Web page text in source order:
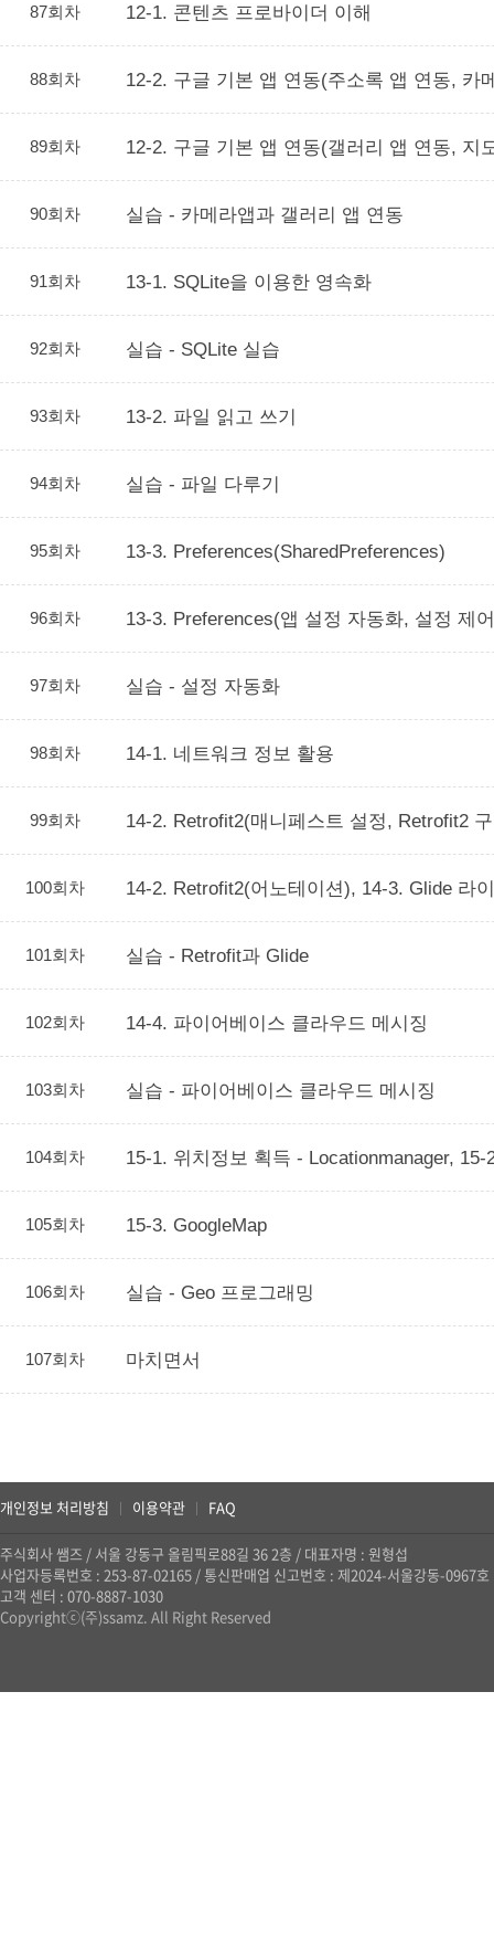
87회차 12-1. 콘텐츠 프로바이더 이해
88회차 12-2. 구글 기본 앱 연동(주소록 앱 연동, 카
89회차 12-2. 구글 기본 앱 연동(갤러리 앱 연동, 지
90회차 실습 - 카메라앱과 갤러리 앱 연동
91회차 13-1. SQLite을 이용한 영속화
92회차 실습 - SQLite 실습
93회차 13-2. 파일 읽고 쓰기
94회차 실습 - 파일 다루기
95회차 13-3. Preferences(SharedPreferences)
96회차 13-3. Preferences(앱 설정 자동화, 설정 제
97회차 실습 - 설정 자동화
98회차 14-1. 네트워크 정보 활용
99회차 14-2. Retrofit2(매니페스트 설정, Retrofit2
100회차 14-2. Retrofit2(어노테이션), 14-3. Glide 라
101회차 실습 - Retrofit과 Glide
102회차 14-4. 파이어베이스 클라우드 메시징
103회차 실습 - 파이어베이스 클라우드 메시징
104회차 15-1. 위치정보 획득 - Locationmanager,
105회차 15-3. GoogleMap
106회차 실습 - Geo 프로그래밍
107회차 마치면서
주식회사 쌤즈 / 서울 강동구 올림픽로88길 36 2층 / 대표자명 : 원형섭
사업자등록번호 : 253-87-02165 /통신판매업 신고번호 : 제2024-서울강동-0967호
고객 센터 : 070-8887-1030
Copyrightⓒ(주)ssamz. All Right Reserved
개인정보 처리방침 | 이용약관 | FAQ